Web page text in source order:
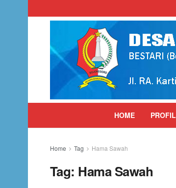
HOME PROFIL
Home Tag Hama Sawah
Tag: Hama Sawah